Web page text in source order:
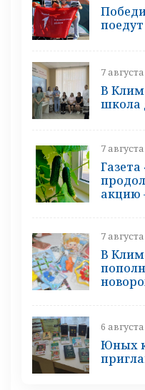
7
В
школа
7
Газета
акцию
7
В
6
Юных